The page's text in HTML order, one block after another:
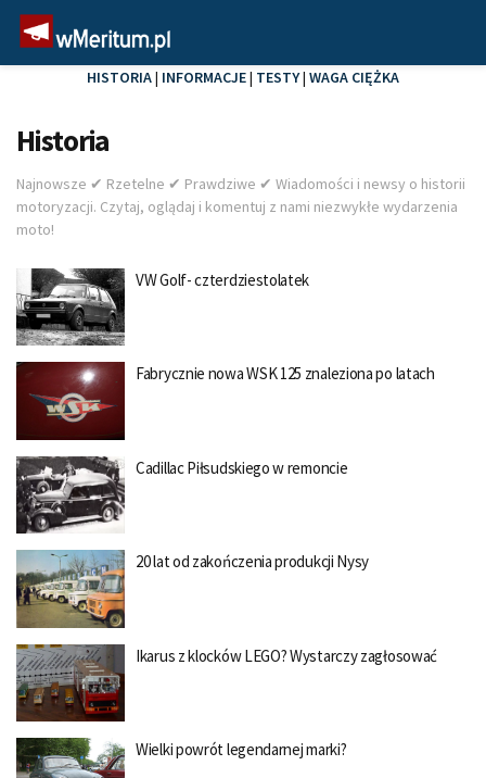
HISTORIA| INFORMACJE| TESTY| WAGA CIĘŻKA
Historia
Najnowsze ✔ Rzetelne ✔ Prawdziwe ✔ Wiadomości i newsy o historii
motoryzacji. Czytaj, oglądaj i komentuj z nami niezwykłe wydarzenia
moto!
VW Golf- czterdziestolatek
Fabrycznie nowa WSK 125 znaleziona po latach
Cadillac Piłsudskiego w remoncie
20 lat od zakończenia produkcji Nysy
Ikarus z klocków LEGO? Wystarczy zagłosować
Wielki powrót legendarnej marki?